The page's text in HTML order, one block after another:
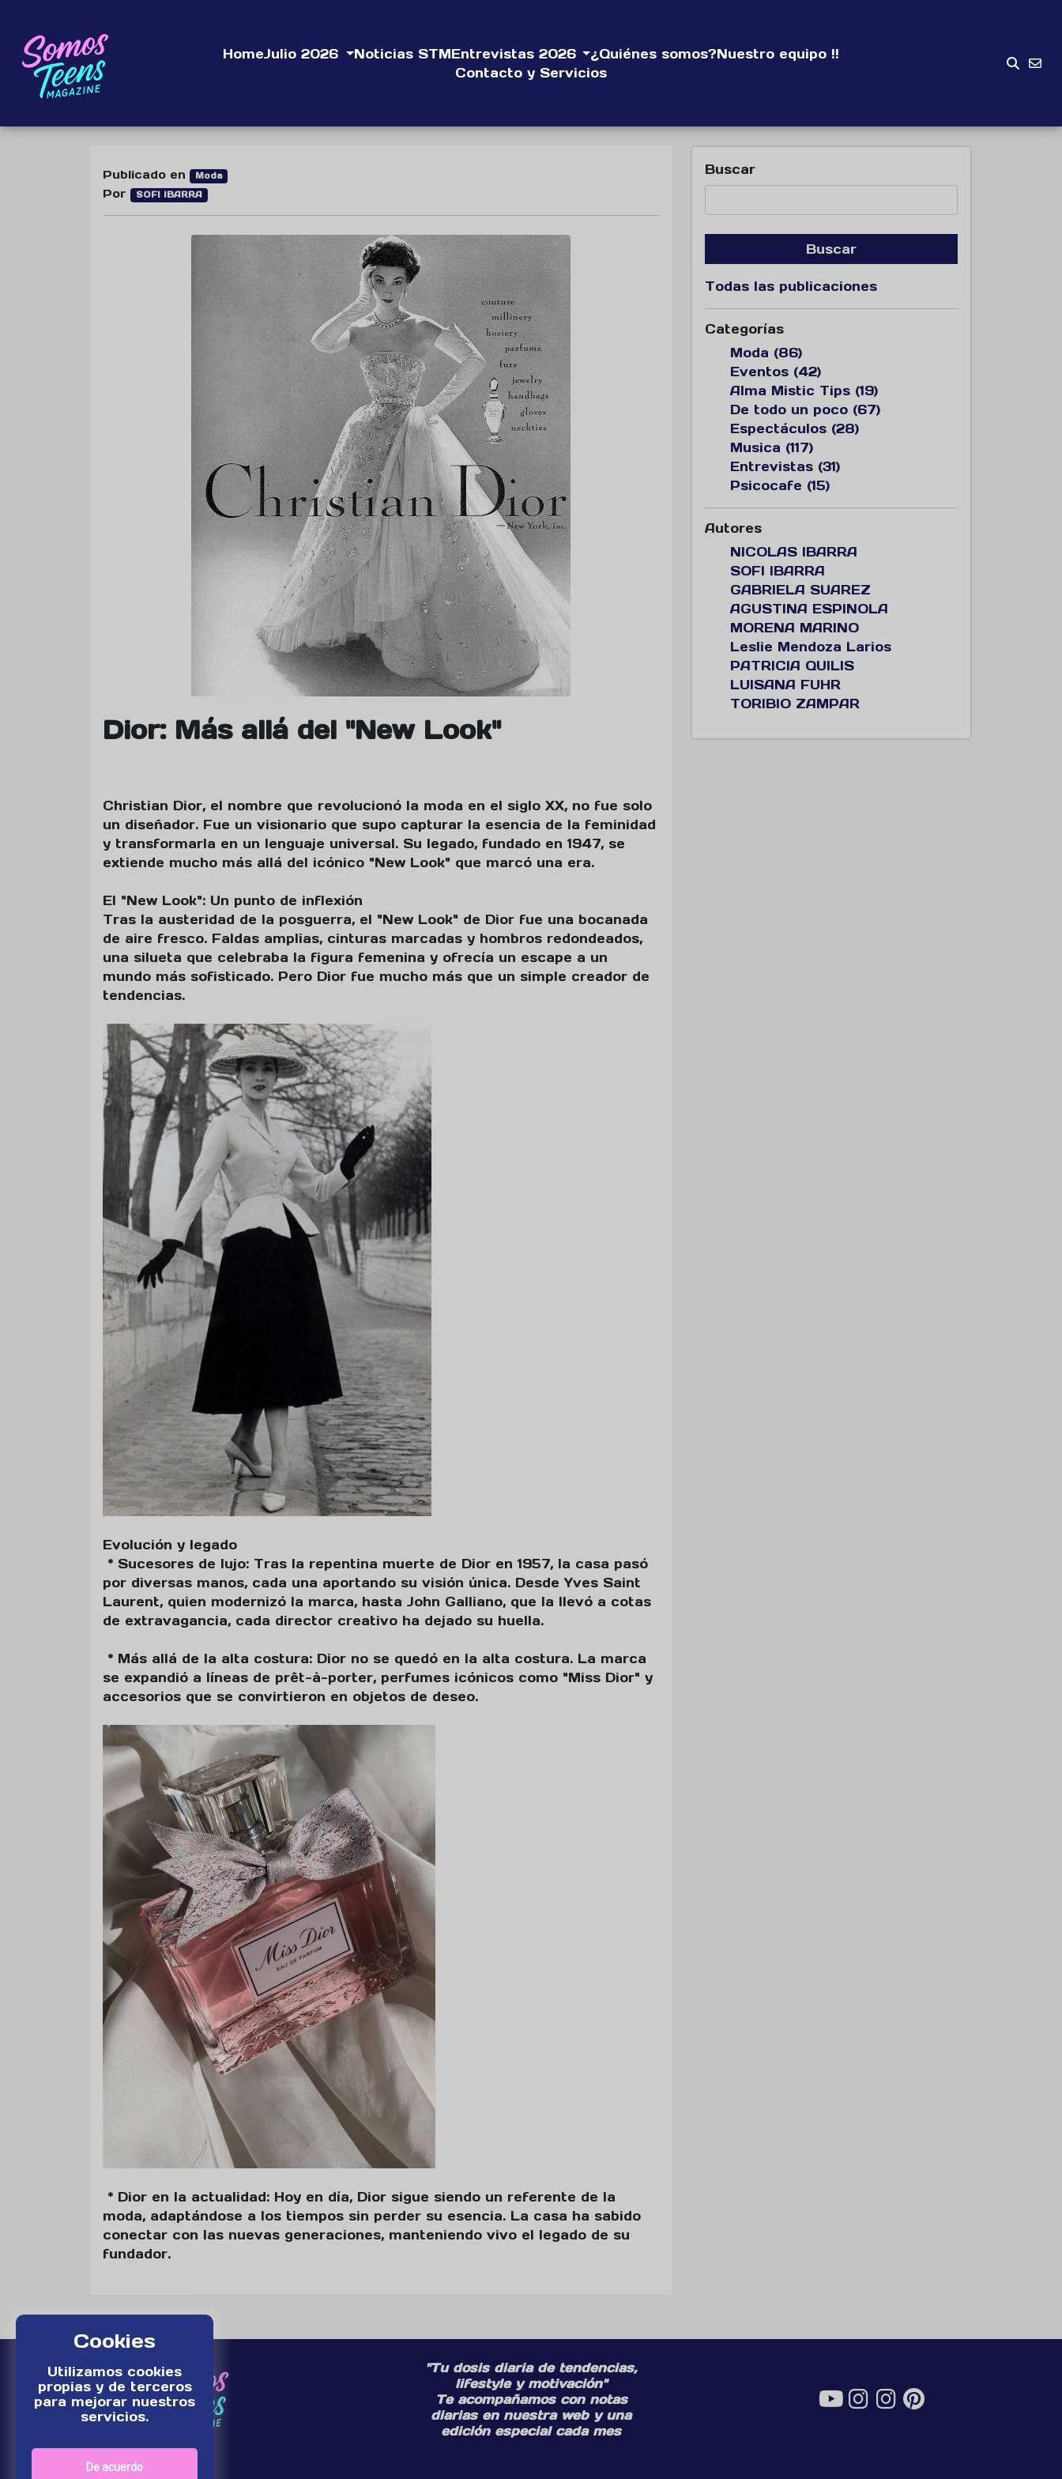
Cookies
Utilizamos cookies
propias y de terceros
para mejorar nuestros
servicios.
De acuerdo
HomeJulio 2026 Noticias STMEntrevistas 2026 ¿Quiénes somos?Nuestro equipo !!
Contacto y Servicios
Publicado en Moda
Por SOFI IBARRA
Dior: Más allá del "New Look"
Christian Dior, el nombre que revolucionó la moda en el siglo XX, no fue solo
un diseñador. Fue un visionario que supo capturar la esencia de la feminidad
y transformarla en un lenguaje universal. Su legado, fundado en 1947, se
extiende mucho más allá del icónico "New Look" que marcó una era.
El "New Look": Un punto de inflexión
Tras la austeridad de la posguerra, el "New Look" de Dior fue una bocanada
de aire fresco. Faldas amplias, cinturas marcadas y hombros redondeados,
una silueta que celebraba la figura femenina y ofrecía un escape a un
mundo más sofisticado. Pero Dior fue mucho más que un simple creador de
tendencias.
Evolución y legado
* Sucesores de lujo: Tras la repentina muerte de Dior en 1957, la casa pasó
por diversas manos, cada una aportando su visión única. Desde Yves Saint
Laurent, quien modernizó la marca, hasta John Galliano, que la llevó a cotas
de extravagancia, cada director creativo ha dejado su huella.
* Más allá de la alta costura: Dior no se quedó en la alta costura. La marca
se expandió a líneas de prêt-à-porter, perfumes icónicos como "Miss Dior" y
accesorios que se convirtieron en objetos de deseo.
* Dior en la actualidad: Hoy en día, Dior sigue siendo un referente de la
moda, adaptándose a los tiempos sin perder su esencia. La casa ha sabido
conectar con las nuevas generaciones, manteniendo vivo el legado de su
fundador.
Buscar
Buscar
Todas las publicaciones
Categorías
Moda (86)
Eventos (42)
Alma Mistic Tips (19)
De todo un poco (67)
Espectáculos (28)
Musica (117)
Entrevistas (31)
Psicocafe (15)
Autores
NICOLAS IBARRA
SOFI IBARRA
GABRIELA SUAREZ
AGUSTINA ESPINOLA
MORENA MARINO
Leslie Mendoza Larios
PATRICIA QUILIS
LUISANA FUHR
TORIBIO ZAMPAR
"Tu dosis diaria de tendencias,
lifestyle y motivación"
Te acompañamos con notas
diarias en nuestra web y una
edición especial cada mes